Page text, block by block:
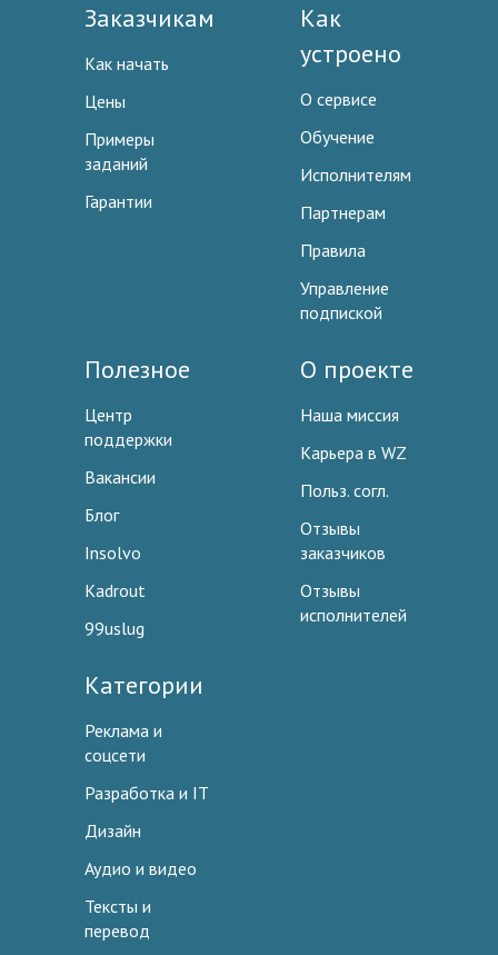
Заказчикам
Как начать
Цены
Примеры
заданий
Гарантии
Как
устроено
О сервисе
Обучение
Исполнителям
Партнерам
Правила
Управление
подпиской
Полезное
Центр
поддержки
Вакансии
Блог
Insolvo
Kadrout
99uslug
О проекте
Наша миссия
Карьера в WZ
Польз. согл.
Отзывы
заказчиков
Отзывы
исполнителей
Категории
Реклама и
соцсети
Разработка и IT
Дизайн
Аудио и видео
Тексты и
перевод